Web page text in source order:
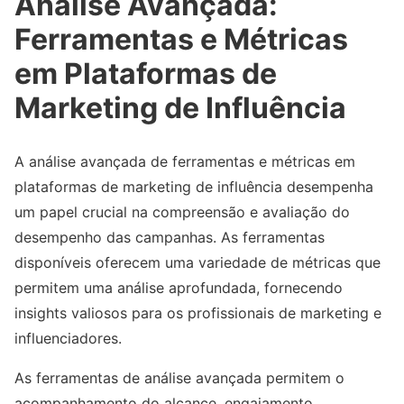
Ferramentas e Métricas
em Plataformas de
Marketing de Influência
A análise avançada de ferramentas e métricas em
plataformas de marketing de influência desempenha
um papel crucial na compreensão e avaliação do
desempenho das campanhas. As ferramentas
disponíveis oferecem uma variedade de métricas que
permitem uma análise aprofundada, fornecendo
insights valiosos para os profissionais de marketing e
influenciadores.
As ferramentas de análise avançada permitem o